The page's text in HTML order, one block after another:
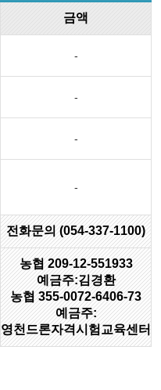
금액
전화문의 (054-337-1100)
농협 209-12-551933
예금주:김경환
농협 355-0072-6406-73
예금주:
영천드론자격시험교육센터
-
-
-
-